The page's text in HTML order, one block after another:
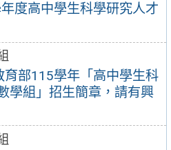
度高中學生科學研究人才
部115學年「高中學生科
學組」招生簡章，請有興